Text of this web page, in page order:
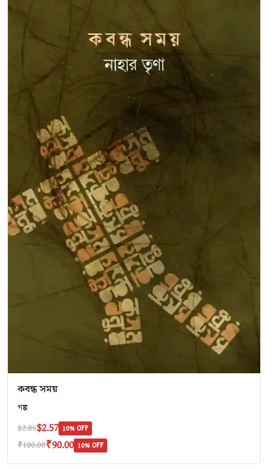
কবন্ধ সময়
গল্প
$2.85$2.57 10% OFF
₹100.00₹90.00 10% OFF